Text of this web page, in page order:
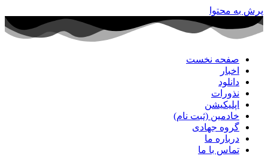
پرش به محتوا
صفحه نخست
اخبار
دانلود
نذورات
اپلیکیشن
خادمین (ثبت نام)
گروه جهادی
درباره ما
تماس با ما